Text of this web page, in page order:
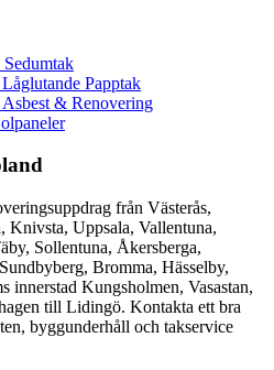
Papptak
& Renovering
från Västerås,
Knivsta, Uppsala, Vallentuna,
Sollentuna, Åkersberga,
Bromma, Hässelby,
Kungsholmen, Vasastan,
till Lidingö. Kontakta ett bra
byggunderhåll och takservice